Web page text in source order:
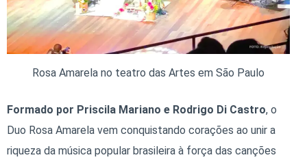
Rosa Amarela no teatro das Artes em São Paulo
Formado por Priscila Mariano e Rodrigo Di Castro, o
Duo Rosa Amarela vem conquistando corações ao unir a
riqueza da música popular brasileira à força das canções